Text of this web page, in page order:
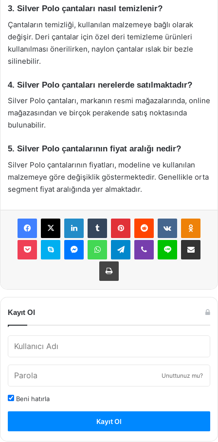
3. Silver Polo çantaları nasıl temizlenir?
Çantaların temizliği, kullanılan malzemeye bağlı olarak
değişir. Deri çantalar için özel deri temizleme ürünleri
kullanılması önerilirken, naylon çantalar ıslak bir bezle
silinebilir.
4. Silver Polo çantaları nerelerde satılmaktadır?
Silver Polo çantaları, markanın resmi mağazalarında, online
mağazasından ve birçok perakende satış noktasında
bulunabilir.
5. Silver Polo çantalarının fiyat aralığı nedir?
Silver Polo çantalarının fiyatları, modeline ve kullanılan
malzemeye göre değişiklik göstermektedir. Genellikle orta
segment fiyat aralığında yer almaktadır.
Facebook
X LinkedInTumblr PinterestReddit VKontakte
Pocket Skype MessengerWhatsAppTelegramViber Line E-Posta ile
Yazdır
Kayıt Ol
Unuttunuz mu?
Beni hatırla
Kayıt Ol